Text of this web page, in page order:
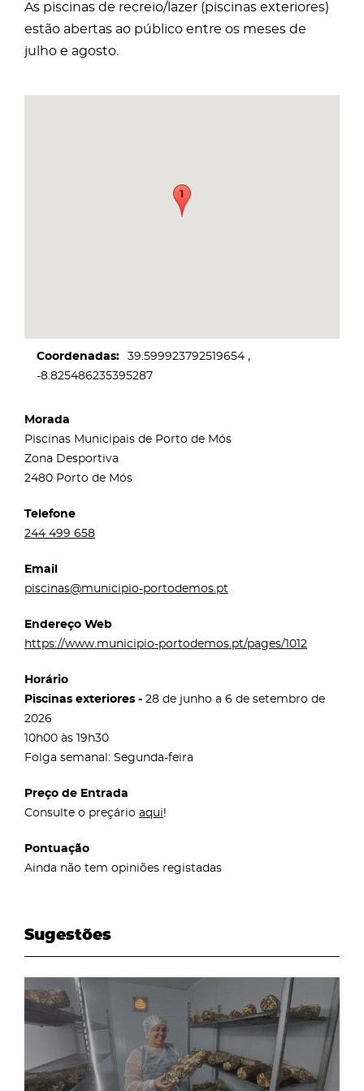
As piscinas de recreio/lazer (piscinas exteriores)
estão abertas ao público entre os meses de
julho e agosto.
Coordenadas
39.599923792519654
-8.825486235395287
Morada
Piscinas Municipais de Porto de Mós
Zona Desportiva
2480 Porto de Mós
Telefone
244 499 658
Email
piscinas@municipio-portodemos.pt
Endereço Web
https://www.municipio-portodemos.pt/pages/1012
Horário
Piscinas exteriores - 28 de junho a 6 de setembro de
2026
10h00 às 19h30
Folga semanal: Segunda-feira
Preço de Entrada
Consulte o preçário aqui!
Pontuação
Ainda não tem opiniões registadas
Sugestões
page